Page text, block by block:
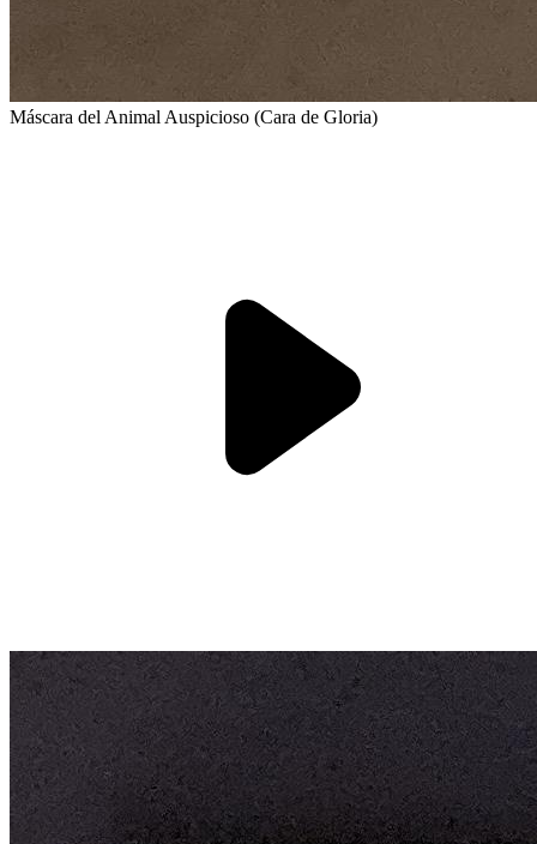
Máscara del Animal Auspicioso (Cara de Gloria)